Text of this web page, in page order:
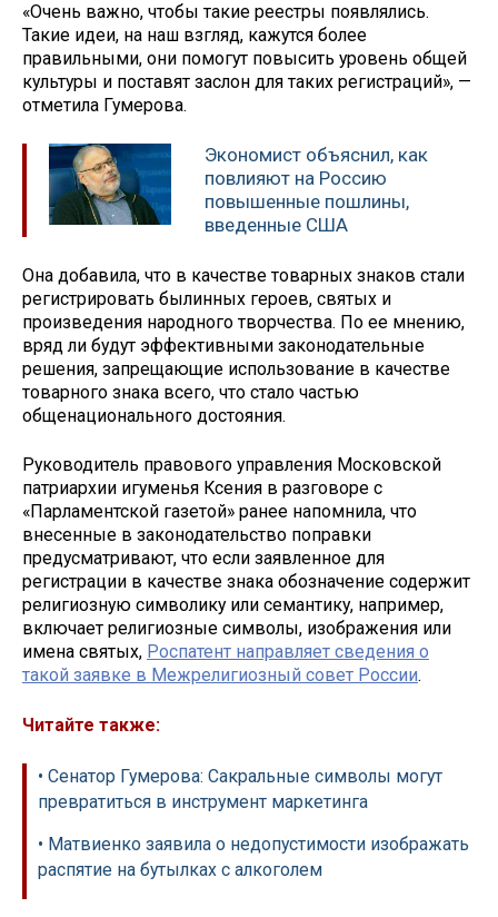
«Очень важно, чтобы такие реестры появлялись.
Такие идеи, на наш взгляд, кажутся более
правильными, они помогут повысить уровень общей
культуры и поставят заслон для таких регистраций», —
отметила Гумерова.
Экономист объяснил, как
повлияют на Россию
повышенные пошлины,
введенные США
Она добавила, что в качестве товарных знаков стали
регистрировать былинных героев, святых и
произведения народного творчества. По ее мнению,
вряд ли будут эффективными законодательные
решения, запрещающие использование в качестве
товарного знака всего, что стало частью
общенационального достояния.
Руководитель правового управления Московской
патриархии игуменья Ксения в разговоре с
«Парламентской газетой» ранее напомнила, что
внесенные в законодательство поправки
предусматривают, что если заявленное для
регистрации в качестве знака обозначение содержит
религиозную символику или семантику, например,
включает религиозные символы, изображения или
имена святых, Роспатент направляет сведения о
такой заявке в Межрелигиозный совет России.
Читайте также:
• Сенатор Гумерова: Сакральные символы могут
превратиться в инструмент маркетинга
• Матвиенко заявила о недопустимости изображать
распятие на бутылках с алкоголем